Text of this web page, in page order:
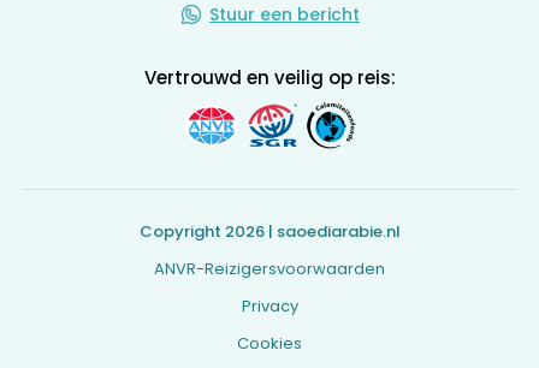
Stuur een bericht
Vertrouwd en veilig op reis:
Copyright 2026 | saoediarabie.nl
ANVR-Reizigersvoorwaarden
Privacy
Cookies